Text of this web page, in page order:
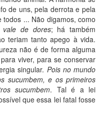
de uns, pela derrota e pela
... Não digamos, como
de dores; há também
teriam tanto apego à vida.
não é de forma alguma
viver, para se conservar
singular. Pois no mundo
sucumbem, e os primeiros
sucumbem. Tal é a lei
que essa lei fatal fosse